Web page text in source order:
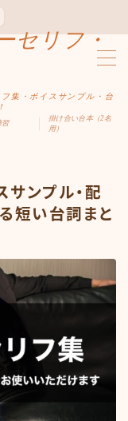
セリフ・
集・ボイスサンプル・台
習
掛け合い台本（2名
用）
サンプル・配
短い台詞まと